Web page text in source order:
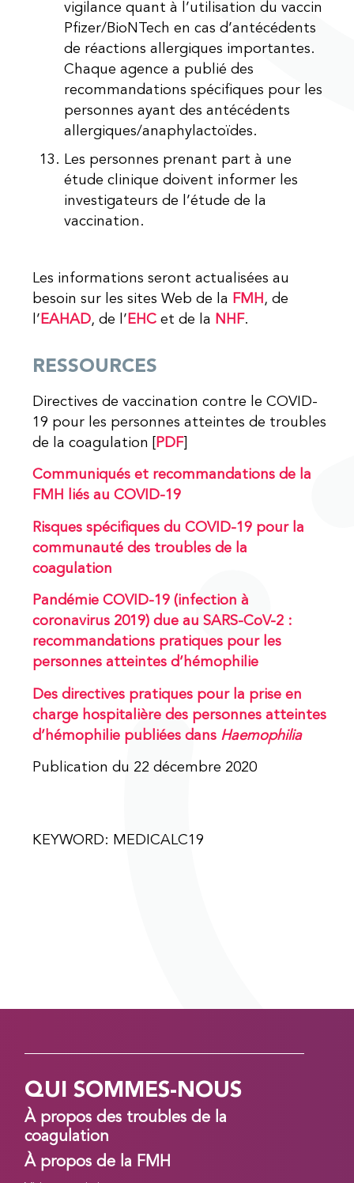
vigilance quant à l’utilisation du vaccin
Pfizer/BioNTech en cas d’antécédents
de réactions allergiques importantes.
Chaque agence a publié des
recommandations spécifiques pour les
personnes ayant des antécédents
allergiques/anaphylactoïdes.
Les personnes prenant part à une
étude clinique doivent informer les
investigateurs de l’étude de la
vaccination.
Les informations seront actualisées au
besoin sur les sites Web de la FMH , de
l’ EAHAD, de l’ EHC et de la NHF.
RESSOURCES
Directives de vaccination contre le COVID-
19 pour les personnes atteintes de troubles
de la coagulation [
PDF
Communiqués et recommandations de la
FMH liés au COVID-19
Risques spécifiques du COVID-19 pour la
communauté des troubles de la
coagulation
Pandémie COVID-19 (infection à
coronavirus 2019) due au SARS-CoV-2 :
recommandations pratiques pour les
personnes atteintes d’hémophilie
Des directives pratiques pour la prise en
charge hospitalière des personnes atteintes
d’hémophilie publiées dans Haemophilia
Publication du 22 décembre 2020
KEYWORD: MEDICALC19
QUI SOMMES-NOUS
À propos des troubles de la
coagulation
À propos de la FMH